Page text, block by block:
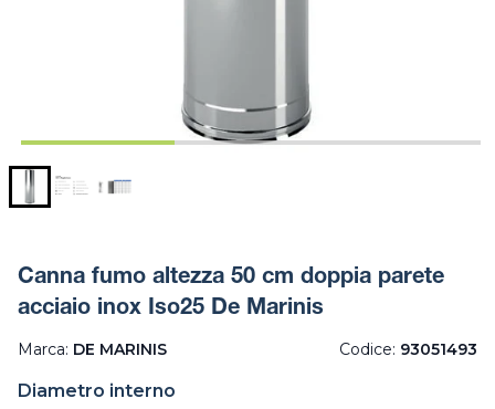
Canna fumo altezza 50 cm doppia parete
acciaio inox Iso25 De Marinis
Marca: DE MARINIS Codice: 93051493
Diametro interno